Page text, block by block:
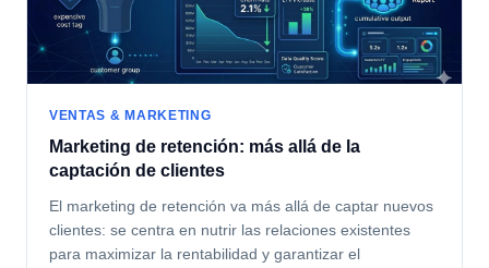
VENTAS & MARKETING
Marketing de retención: más allá de la
captación de clientes
El marketing de retención va más allá de captar nuevos
clientes: se centra en nutrir las relaciones existentes
para maximizar la rentabilidad y garantizar el